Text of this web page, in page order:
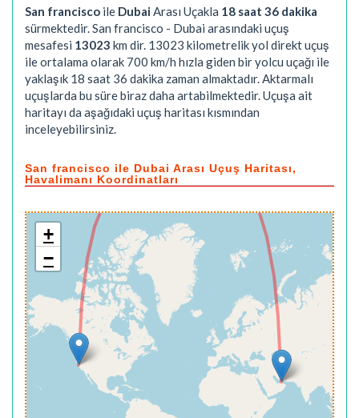
San francisco ile Dubai Arası Uçakla 18 saat 36 dakika
sürmektedir. San francisco - Dubai arasındaki uçuş
mesafesi 13023 km dir. 13023 kilometrelik yol direkt uçuş
ile ortalama olarak 700 km/h hızla giden bir yolcu uçağı ile
yaklaşık 18 saat 36 dakika zaman almaktadır. Aktarmalı
uçuşlarda bu süre biraz daha artabilmektedir. Uçuşa ait
haritayı da aşağıdaki uçuş haritası kısmından
inceleyebilirsiniz.
San francisco ile Dubai Arası Uçuş Haritası,
Havalimanı Koordinatları
+
−